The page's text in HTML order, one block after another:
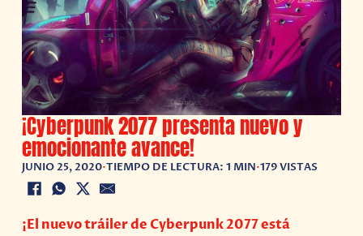
¡Cyberpunk 2077 presenta nuevo y
emocionante avance!
JUNIO 25, 2020•TIEMPO DE LECTURA: 1 MIN•179 VISTAS
¡El nuevo tráiler de Cyberpunk 2077 está